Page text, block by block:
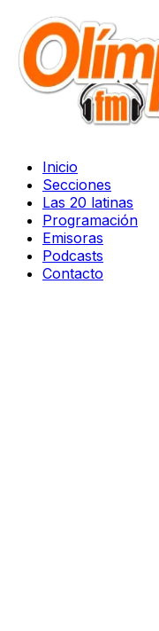
Inicio
Secciones
Las 20 latinas
Programación
Emisoras
Podcasts
Contacto